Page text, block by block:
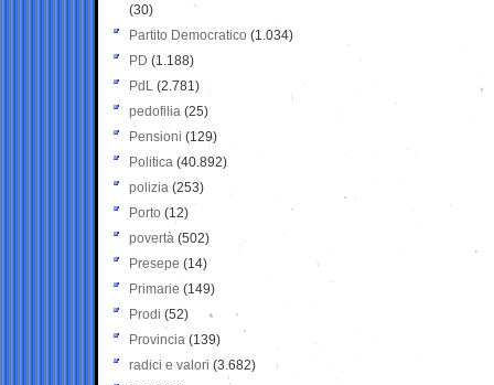
(30)
Partito Democratico (1.034)
PD (1.188)
PdL (2.781)
pedofilia (25)
Pensioni (129)
Politica (40.892)
polizia (253)
Porto (12)
povertà (502)
Presepe (14)
Primarie (149)
Prodi (52)
Provincia (139)
radici e valori (3.682)